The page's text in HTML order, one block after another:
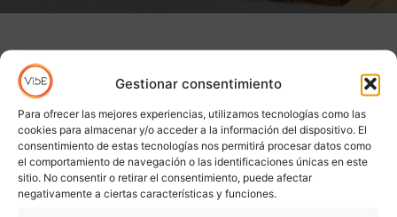
Gestionar consentimiento
Para ofrecer las mejores experiencias, utilizamos tecnologías como las
cookies para almacenar y/o acceder a la información del dispositivo. El
consentimiento de estas tecnologías nos permitirá procesar datos como
el comportamiento de navegación o las identificaciones únicas en este
sitio. No consentir o retirar el consentimiento, puede afectar
negativamente a ciertas características y funciones.